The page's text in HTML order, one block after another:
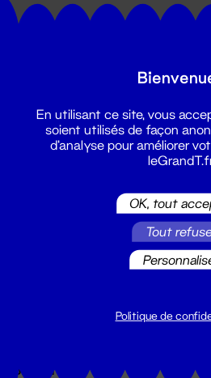
Suivez toutes les
Grand T :
Billetterie
En utilisant ce site, vous
soient utilisés de façon
d'analyse pour améliorer
OK, tout
Tout
Politique de